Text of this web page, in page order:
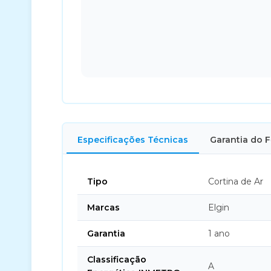
Especificações Técnicas Garantia do
Tipo Cortina de Ar
Marcas Elgin
Garantia 1 ano
Classificação
A